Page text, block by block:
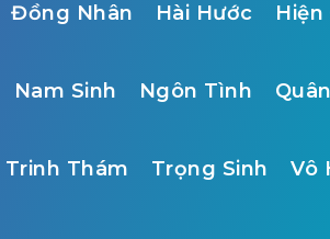
Đồng Nhân Hài Hước
Nam Sinh Ngôn Tình
Trinh Thám Trọng Sinh Vô